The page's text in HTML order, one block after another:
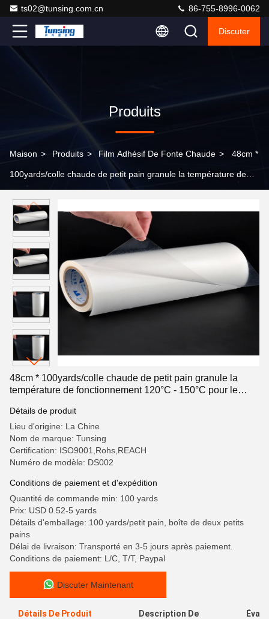
ts02@tunsing.com.cn 86-755-8996-0062
Discuter
Produits
Maison > Produits > Film Adhésif De Fonte Chaude > 48cm *
100yards/colle chaude de petit pain granule la température de
48cm * 100yards/colle chaude de petit pain granule la
température de fonctionnement 120°C - 150°C pour le
Détails de produit
Lieu d'origine: La Chine
Nom de marque: Tunsing
Certification: ISO9001,Rohs,REACH
Numéro de modèle: DS002
Conditions de paiement et d'expédition
Quantité de commande min: 100 yards
Prix: USD 0.52-5 yards
Détails d'emballage: 100 yards/petit pain, boîte de deux petits
pains
Délai de livraison: Transporté en 3-5 jours après paiement.
Conditions de paiement: L/C, T/T, Paypal
Discuter Maintenant
Détails De Produit
Description De